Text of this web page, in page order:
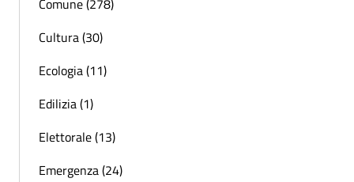
Cultura (30)
Ecologia (11)
Edilizia (1)
Elettorale (13)
Emergenza (24)